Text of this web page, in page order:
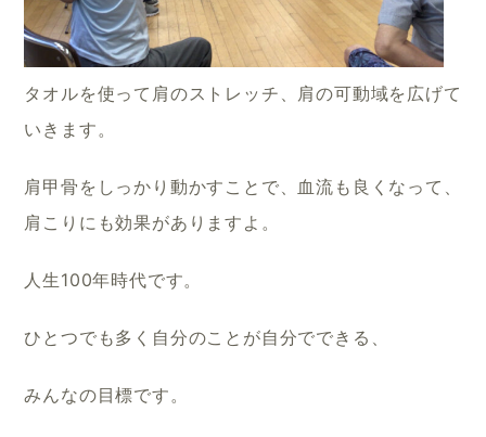
タオルを使って肩のストレッチ、肩の可動域を広げて
いきます。
肩甲骨をしっかり動かすことで、血流も良くなって、
肩こりにも効果がありますよ。
人生100年時代です。
ひとつでも多く自分のことが自分でできる、
みんなの目標です。